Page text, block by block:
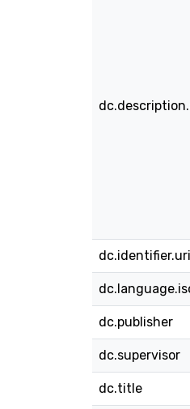
dc.identifier.uri
dc.publisher
dc.supervisor
dc.title